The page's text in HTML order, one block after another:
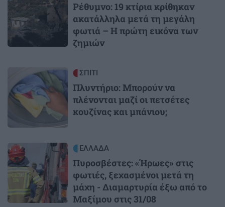
Ρέθυμνο: 19 κτίρια κρίθηκαν
ακατάλληλα μετά τη μεγάλη
φωτιά – Η πρώτη εικόνα των
ζημιών
ΣΠΙΤΙ
Πλυντήριο: Μπορούν να
πλένονται μαζί οι πετσέτες
κουζίνας και μπάνιου;
Image ΕΛΛΑΔΑ
Πυροσβέστες: «Ήρωες» στις
φωτιές, ξεχασμένοι μετά τη
μάχη - Διαμαρτυρία έξω από το
Μαξίμου στις 31/08